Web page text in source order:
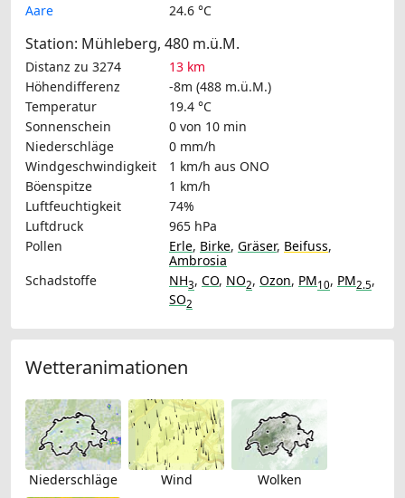
Aare 24.6 °C
Station: Mühleberg, 480 m.ü.M.
Distanz zu 3274
13 km
Höhendifferenz
-8m (488 m.ü.M.)
Temperatur
19.4 °C
Sonnenschein
0 von 10 min
Niederschläge
0 mm/h
Windgeschwindigkeit
1 km/h aus ONO
Böenspitze
1 km/h
Luftfeuchtigkeit
74%
Luftdruck
965 hPa
Pollen
Erle, Birke, Gräser, Beifuss,
Ambrosia
Schadstoffe
NH3, CO, NO2, Ozon, PM10, PM2.5,
SO2
Wetteranimationen
Niederschläge Wind Wolken